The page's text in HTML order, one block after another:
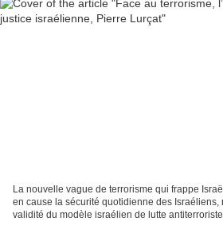
La nouvelle vague de terrorisme qui frappe
en cause la sécurité quotidienne des Israéliens,
validité du modèle israélien de lutte